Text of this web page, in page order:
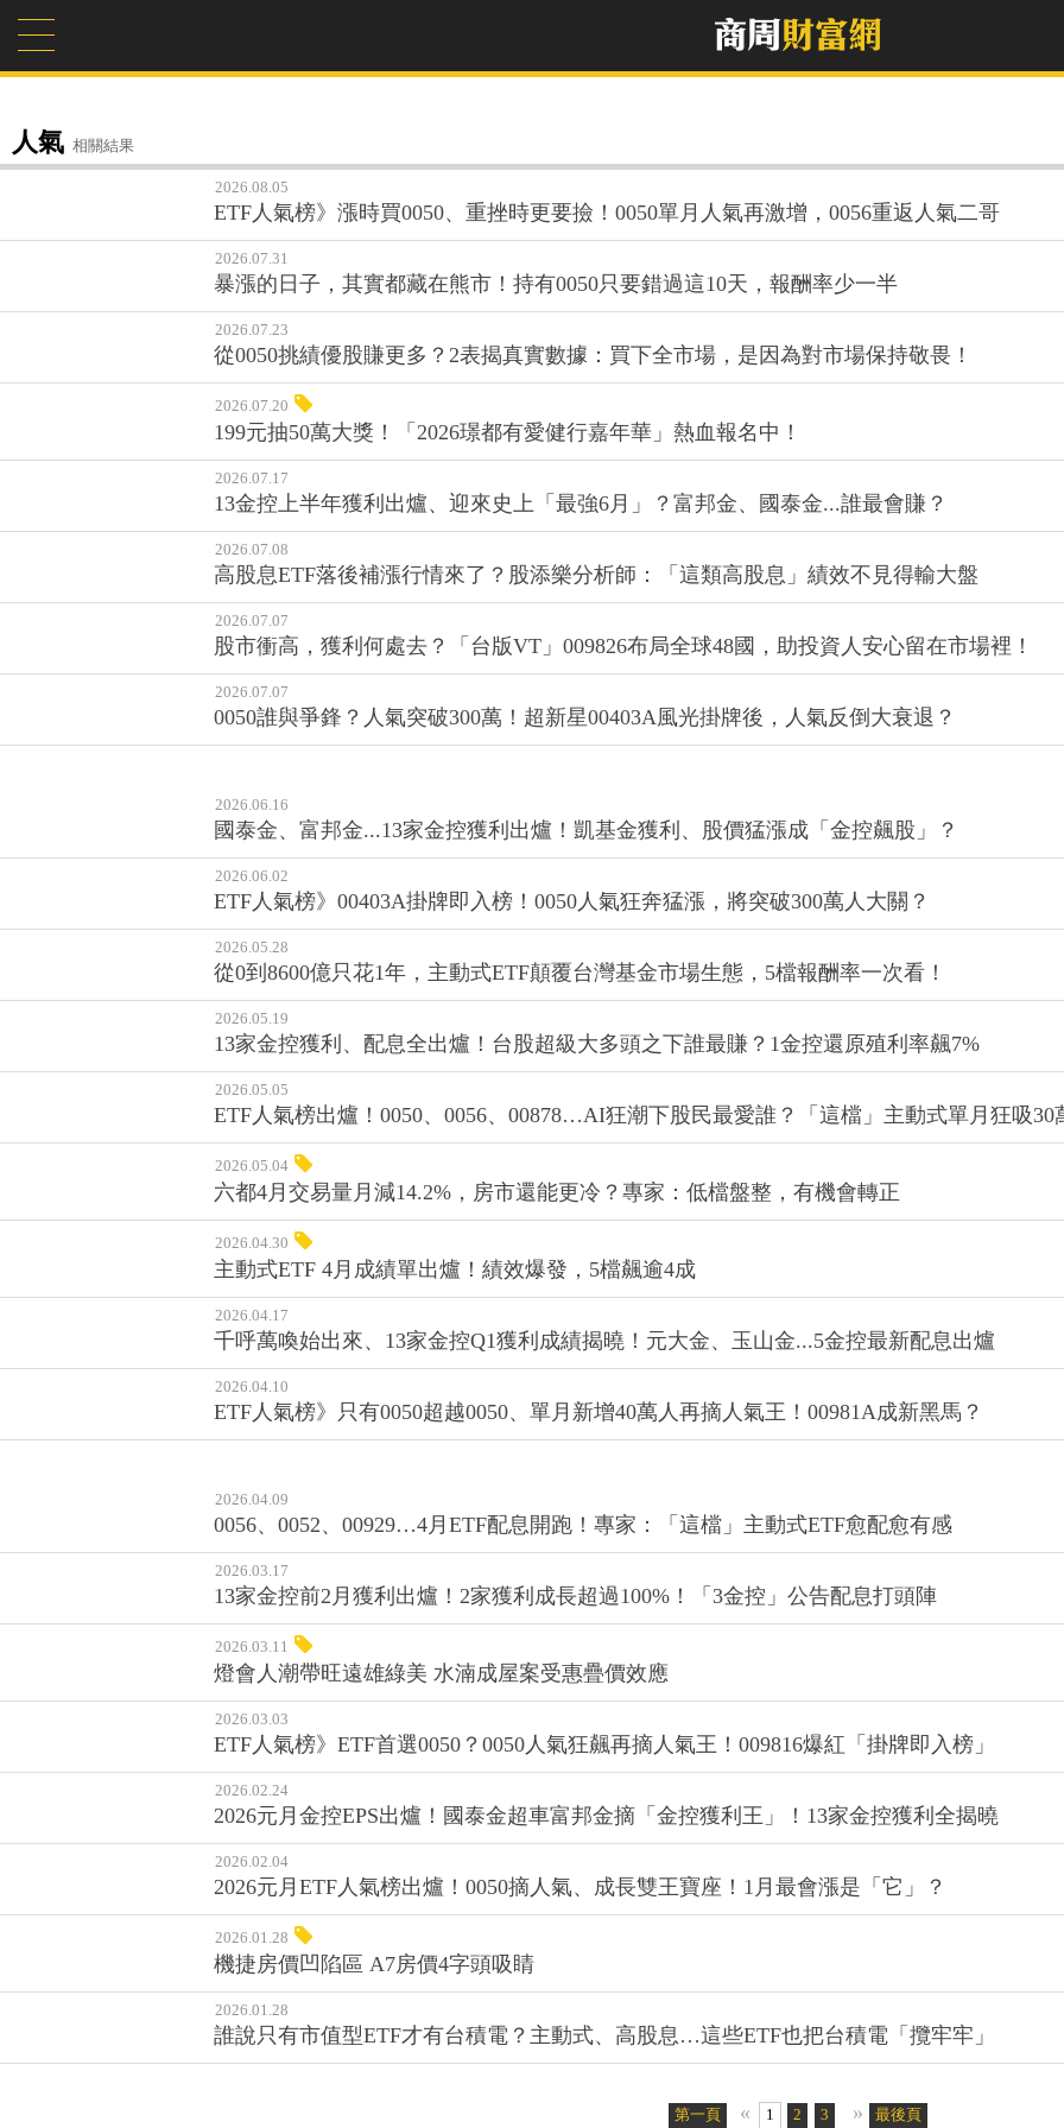
人氣 相關結果
2026.08.05
ETF人氣榜》漲時買0050、重挫時更要撿！0050單月人氣再激增，0056重返人氣二哥
2026.07.31
暴漲的日子，其實都藏在熊市！持有0050只要錯過這10天，報酬率少一半
2026.07.23
從0050挑績優股賺更多？2表揭真實數據：買下全市場，是因為對市場保持敬畏！
2026.07.20
199元抽50萬大獎！「2026璟都有愛健行嘉年華」熱血報名中！
2026.07.17
13金控上半年獲利出爐、迎來史上「最強6月」？富邦金、國泰金...誰最會賺？
2026.07.08
高股息ETF落後補漲行情來了？股添樂分析師：「這類高股息」績效不見得輸大盤
2026.07.07
股市衝高，獲利何處去？「台版VT」009826布局全球48國，助投資人安心留在市場裡！
2026.07.07
0050誰與爭鋒？人氣突破300萬！超新星00403A風光掛牌後，人氣反倒大衰退？
2026.06.16
國泰金、富邦金...13家金控獲利出爐！凱基金獲利、股價猛漲成「金控飆股」？
2026.06.02
ETF人氣榜》00403A掛牌即入榜！0050人氣狂奔猛漲，將突破300萬人大關？
2026.05.28
從0到8600億只花1年，主動式ETF顛覆台灣基金市場生態，5檔報酬率一次看！
2026.05.19
13家金控獲利、配息全出爐！台股超級大多頭之下誰最賺？1金控還原殖利率飆7%
2026.05.05
ETF人氣榜出爐！0050、0056、00878…AI狂潮下股民最愛誰？「這檔」主動式單月狂吸30
2026.05.04
六都4月交易量月減14.2%，房市還能更冷？專家：低檔盤整，有機會轉正
2026.04.30
主動式ETF 4月成績單出爐！績效爆發，5檔飆逾4成
2026.04.17
千呼萬喚始出來、13家金控Q1獲利成績揭曉！元大金、玉山金...5金控最新配息出爐
2026.04.10
ETF人氣榜》只有0050超越0050、單月新增40萬人再摘人氣王！00981A成新黑馬？
2026.04.09
0056、0052、00929…4月ETF配息開跑！專家：「這檔」主動式ETF愈配愈有感
2026.03.17
13家金控前2月獲利出爐！2家獲利成長超過100%！「3金控」公告配息打頭陣
2026.03.11
燈會人潮帶旺遠雄綠美 水湳成屋案受惠疊價效應
2026.03.03
ETF人氣榜》ETF首選0050？0050人氣狂飆再摘人氣王！009816爆紅「掛牌即入榜」
2026.02.24
2026元月金控EPS出爐！國泰金超車富邦金摘「金控獲利王」！13家金控獲利全揭曉
2026.02.04
2026元月ETF人氣榜出爐！0050摘人氣、成長雙王寶座！1月最會漲是「它」？
2026.01.28
機捷房價凹陷區 A7房價4字頭吸睛
2026.01.28
誰說只有市值型ETF才有台積電？主動式、高股息…這些ETF也把台積電「攬牢牢」
第一頁 « 1 2 3 4 5 6
» 最後頁